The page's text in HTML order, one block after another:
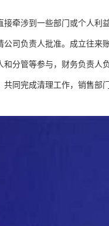
牵涉到一些部门或个人利
司负责人批准。成立往来
分管等参与，财务负责人
同完成清理工作，销售部